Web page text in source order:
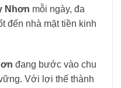
Nhơn mỗi ngày, đa
đến nhà mặt tiền kinh
đang bước vào chu
Với lợi thế thành